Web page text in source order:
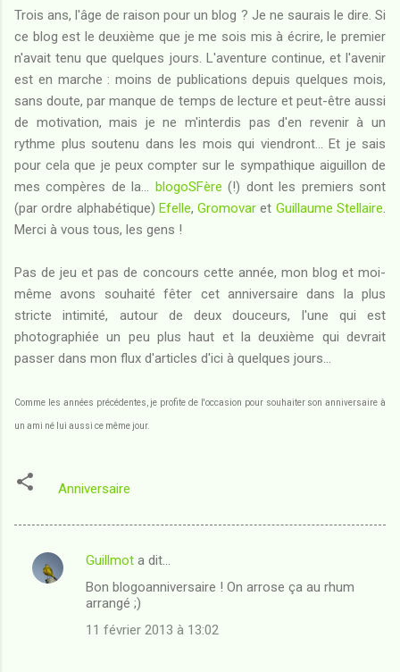
Trois ans, l'âge de raison pour un blog ? Je ne saurais le dire. Si
ce blog est le deuxième que je me sois mis à écrire, le premier
n'avait tenu que quelques jours. L'aventure continue, et l'avenir
est en marche : moins de publications depuis quelques mois,
sans doute, par manque de temps de lecture et peut-être aussi
de motivation, mais je ne m'interdis pas d'en revenir à un
rythme plus soutenu dans les mois qui viendront... Et je sais
pour cela que je peux compter sur le sympathique aiguillon de
mes compères de la... blogoSFère (!) dont les premiers sont
(par ordre alphabétique) Efelle,Gromovar et Guillaume Stellaire
Merci à vous tous, les gens !
Pas de jeu et pas de concours cette année, mon blog et moi-
même avons souhaité fêter cet anniversaire dans la plus
stricte intimité, autour de deux douceurs, l'une qui est
photographiée un peu plus haut et la deuxième qui devrait
passer dans mon flux d'articles d'ici à quelques jours...
Comme les années précédentes, je profite de l'occasion pour souhaiter son anniversaire à
un ami né lui aussi ce même jour.
Anniversaire
C
Guillmot a dit…
Bon blogoanniversaire ! On arrose ça au rhum
arrangé ;)
11 février 2013 à 13:02